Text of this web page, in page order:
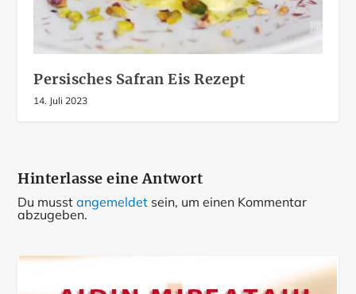
Persisches Safran Eis Rezept
14. Juli 2023
Hinterlasse eine Antwort
Du musstangemeldet sein, um einen Kommentar
abzugeben.